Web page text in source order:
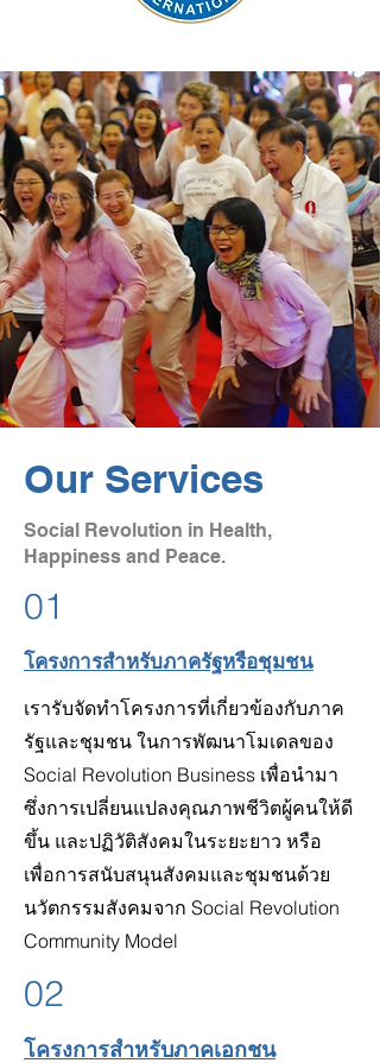
Our Services
Social Revolution in Health,
Happiness and Peace.
01
โครงการสำหรับภาครัฐหรือชุมชน
เรารับจัดทำโครงการที่เกี่ยวข้องกับภาค
รัฐและชุมชน ในการพัฒนาโมเดลของ
Social Revolution Business เพื่อนำมา
ซึ่งการเปลี่ยนแปลงคุณภาพชีวิตผู้คนให้ดี
ขึ้น และปฏิวัติสังคมในระยะยาว หรือ
เพื่อการสนับสนุนสังคมและชุมชนด้วย
นวัตกรรมสังคมจาก Social Revolution
Community Model
02
โครงการสำหรับภาคเอกชน